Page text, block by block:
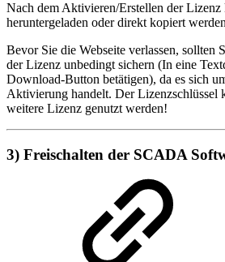
Nach dem Aktivieren/Erstellen der Lizenz
heruntergeladen oder direkt kopiert
Bevor Sie die Webseite verlassen, sollten
der Lizenz unbedingt sichern (In eine
Download-Button betätigen), da es sich
Aktivierung handelt. Der Lizenzschlüssel
weitere Lizenz genutzt werden!
3) Freischalten der SCADA